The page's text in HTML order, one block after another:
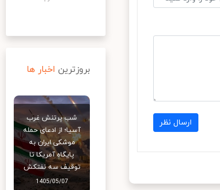
ارسال نظر
بروزترین اخبار ها
شب پرتنش غرب
آسیا؛ از ادعای حمله
موشکی ایران به
پایگاه آمریکا تا
توقیف سه نفتکش
1405/05/07